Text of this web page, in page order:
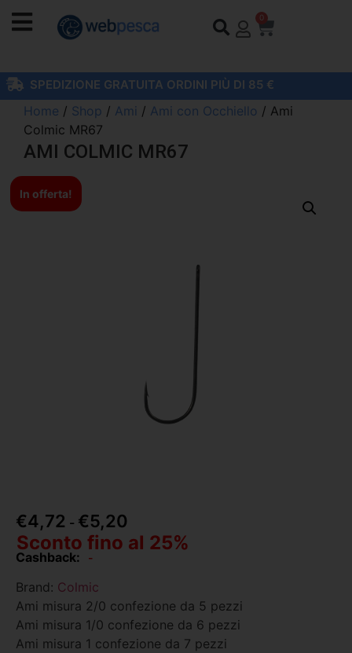
0
SPEDIZIONE GRATUITA ORDINI PIÙ DI 85 €
Home / Shop / Ami / Ami con Occhiello / Ami
Colmic MR67
AMI COLMIC MR67
In offerta!
€4,72 - €5,20
Sconto fino al 25%
Cashback: -
Brand: Colmic
Ami misura 2/0 confezione da 5 pezzi
Ami misura 1/0 confezione da 6 pezzi
Ami misura 1 confezione da 7 pezzi